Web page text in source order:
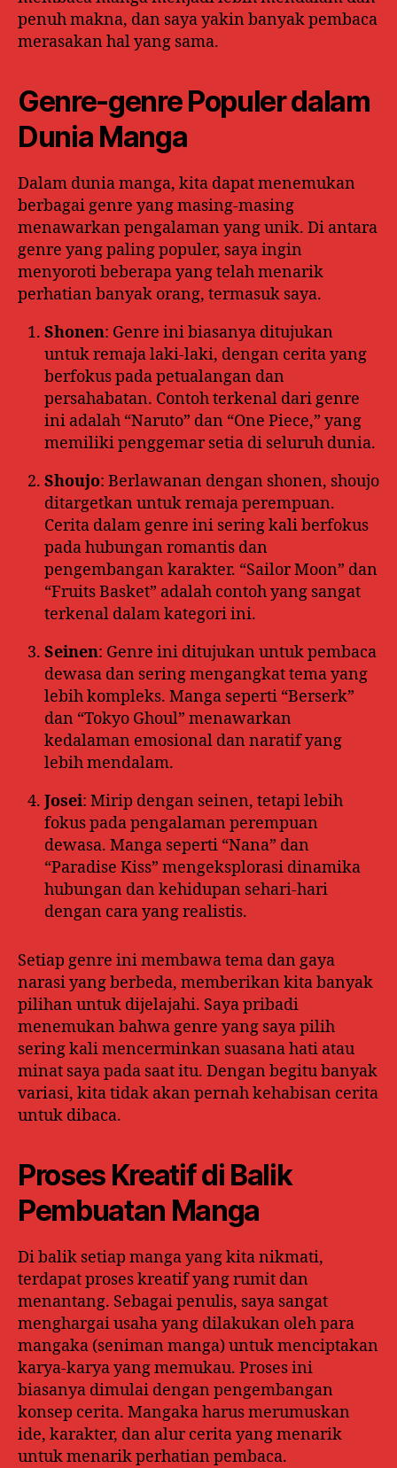
penuh makna, dan saya yakin banyak pembaca
merasakan hal yang sama.
Genre-genre Populer dalam
Dunia Manga
Dalam dunia manga, kita dapat menemukan
berbagai genre yang masing-masing
menawarkan pengalaman yang unik. Di antara
genre yang paling populer, saya ingin
menyoroti beberapa yang telah menarik
perhatian banyak orang, termasuk saya.
Shonen: Genre ini biasanya ditujukan
untuk remaja laki-laki, dengan cerita yang
berfokus pada petualangan dan
persahabatan. Contoh terkenal dari genre
ini adalah “Naruto” dan “One Piece,” yang
memiliki penggemar setia di seluruh dunia.
Shoujo: Berlawanan dengan shonen, shoujo
ditargetkan untuk remaja perempuan.
Cerita dalam genre ini sering kali berfokus
pada hubungan romantis dan
pengembangan karakter. “Sailor Moon” dan
“Fruits Basket” adalah contoh yang sangat
terkenal dalam kategori ini.
Seinen: Genre ini ditujukan untuk pembaca
dewasa dan sering mengangkat tema yang
lebih kompleks. Manga seperti “Berserk”
dan “Tokyo Ghoul” menawarkan
kedalaman emosional dan naratif yang
lebih mendalam.
Josei: Mirip dengan seinen, tetapi lebih
fokus pada pengalaman perempuan
dewasa. Manga seperti “Nana” dan
“Paradise Kiss” mengeksplorasi dinamika
hubungan dan kehidupan sehari-hari
dengan cara yang realistis.
Setiap genre ini membawa tema dan gaya
narasi yang berbeda, memberikan kita banyak
pilihan untuk dijelajahi. Saya pribadi
menemukan bahwa genre yang saya pilih
sering kali mencerminkan suasana hati atau
minat saya pada saat itu. Dengan begitu banyak
variasi, kita tidak akan pernah kehabisan cerita
untuk dibaca.
Proses Kreatif di Balik
Pembuatan Manga
Di balik setiap manga yang kita nikmati,
terdapat proses kreatif yang rumit dan
menantang. Sebagai penulis, saya sangat
menghargai usaha yang dilakukan oleh para
mangaka (seniman manga) untuk menciptakan
karya-karya yang memukau. Proses ini
biasanya dimulai dengan pengembangan
konsep cerita. Mangaka harus merumuskan
ide, karakter, dan alur cerita yang menarik
untuk menarik perhatian pembaca.